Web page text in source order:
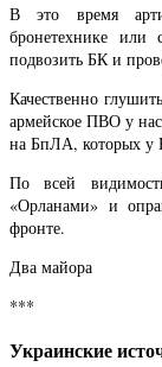
В это время
бронетехнике или
подвозить БК и
Качественно
армейское ПВО у
на БпЛА, которых у
По всей
«Орланами» и
фронте.
Два майора
***
Украинские